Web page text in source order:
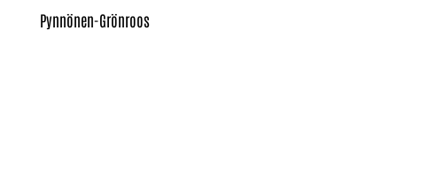
Pynnönen-Grönroos